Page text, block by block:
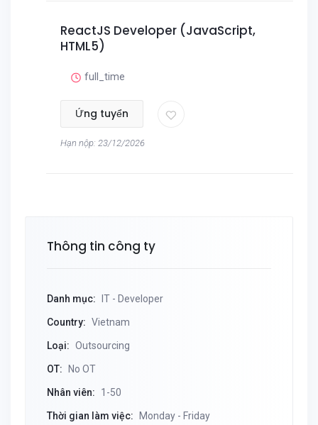
ReactJS Developer (JavaScript,
HTML5)
full_time
Ứng tuyển
Hạn nộp: 23/12/2026
Thông tin công ty
Danh mục: IT - Developer
Country: Vietnam
Loại: Outsourcing
OT: No OT
Nhân viên: 1-50
Thời gian làm việc: Monday - Friday